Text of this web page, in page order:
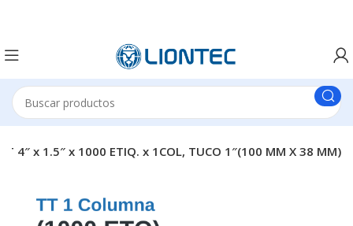
4″ x 1.5″ x 1000 ETIQ. x 1COL, TUCO 1″(100 MM X 38 MM)